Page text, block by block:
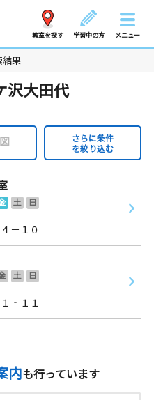
教室を探す 学習中の方 メニュー
結果
沢大田代
さらに条件
を絞り込む
土
日
－１０
土
日
‐１１
内も行っています